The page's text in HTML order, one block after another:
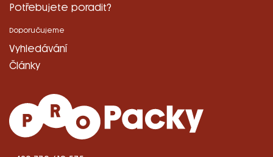
Potřebujete poradit?
Doporučujeme
Vyhledávání
Články